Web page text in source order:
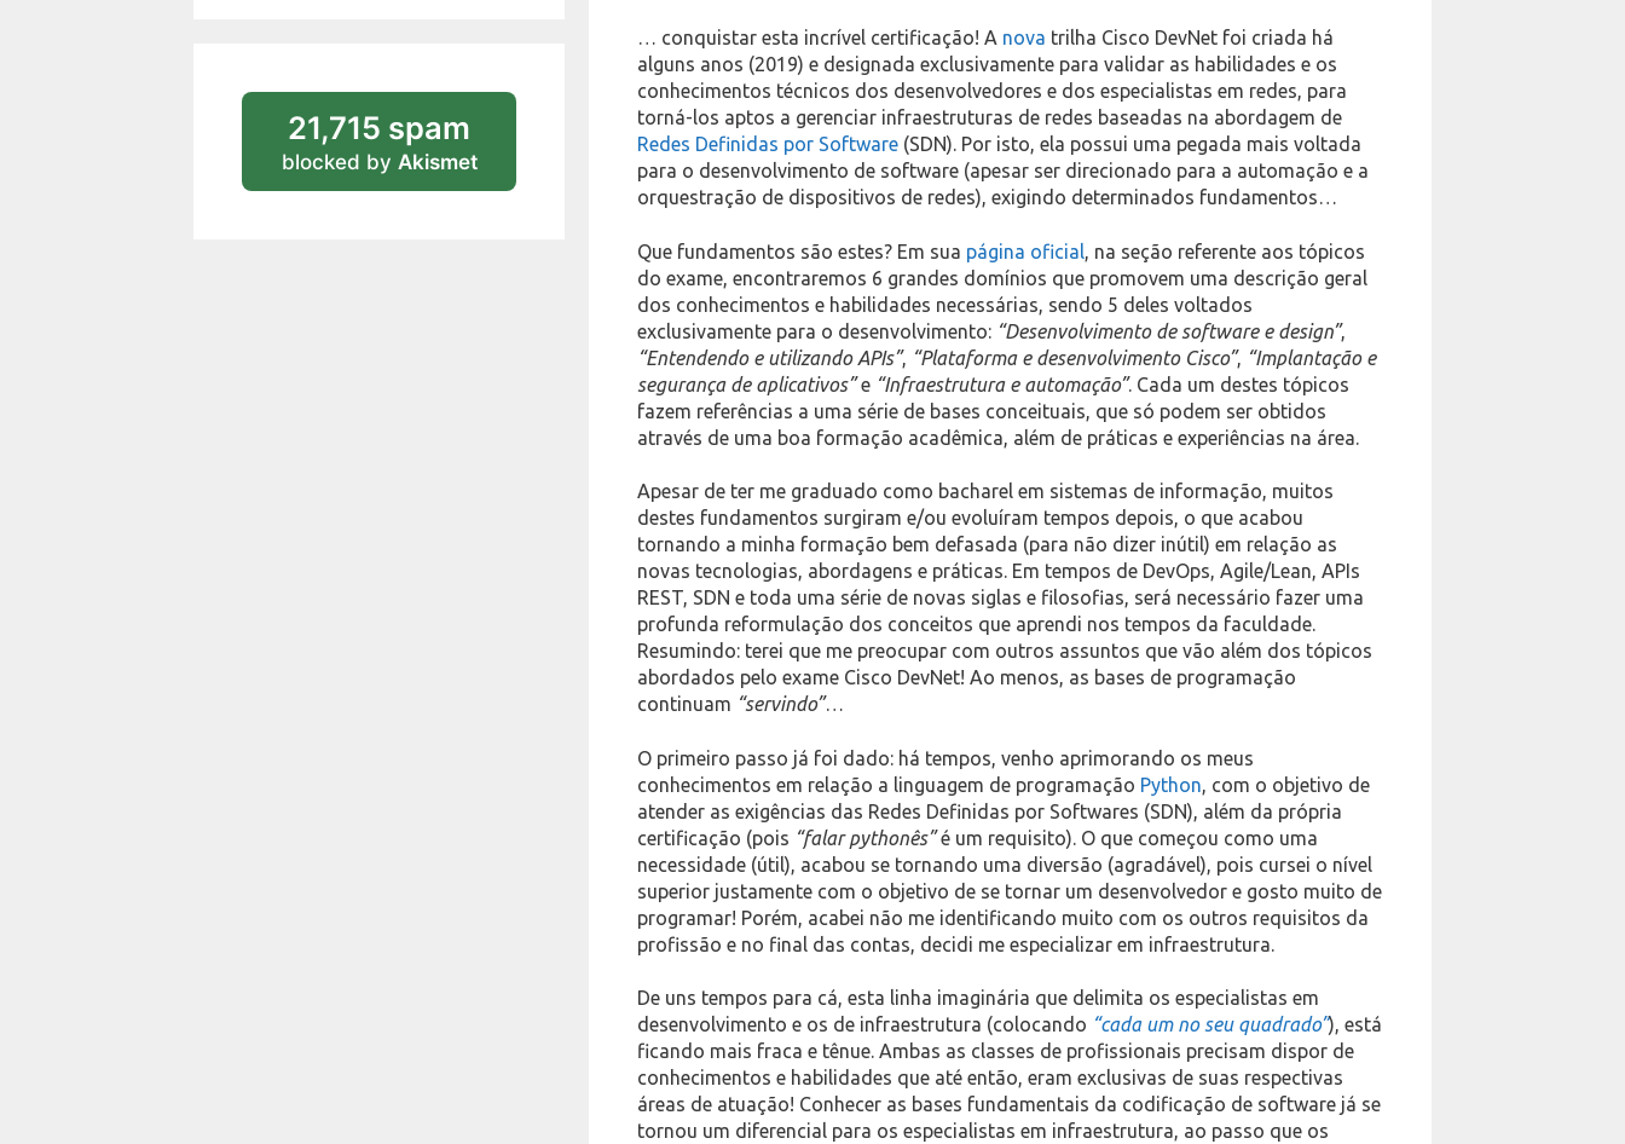
… conquistar esta incrível certificação! A nova trilha Cisco DevNet foi criada há
alguns anos (2019) e designada exclusivamente para validar as habilidades e os
conhecimentos técnicos dos desenvolvedores e dos especialistas em redes, para
torná-los aptos a gerenciar infraestruturas de redes baseadas na abordagem de
Redes Definidas por Software (SDN). Por isto, ela possui uma pegada mais voltada
para o desenvolvimento de software (apesar ser direcionado para a automação e a
orquestração de dispositivos de redes), exigindo determinados fundamentos…
Que fundamentos são estes? Em sua página oficial, na seção referente aos tópicos
do exame, encontraremos 6 grandes domínios que promovem uma descrição geral
dos conhecimentos e habilidades necessárias, sendo 5 deles voltados
exclusivamente para o desenvolvimento: “Desenvolvimento de software e design”,
“Entendendo e utilizando APIs”, “Plataforma e desenvolvimento Cisco”, “Implantação e
segurança de aplicativos”e “Infraestrutura e automação”. Cada um destes tópicos
fazem referências a uma série de bases conceituais, que só podem ser obtidos
através de uma boa formação acadêmica, além de práticas e experiências na área.
Apesar de ter me graduado como bacharel em sistemas de informação, muitos
destes fundamentos surgiram e/ou evoluíram tempos depois, o que acabou
tornando a minha formação bem defasada (para não dizer inútil) em relação as
novas tecnologias, abordagens e práticas. Em tempos de DevOps, Agile/Lean, APIs
REST, SDN e toda uma série de novas siglas e filosofias, será necessário fazer uma
profunda reformulação dos conceitos que aprendi nos tempos da faculdade.
Resumindo: terei que me preocupar com outros assuntos que vão além dos tópicos
abordados pelo exame Cisco DevNet! Ao menos, as bases de programação
continuam “servindo”…
O primeiro passo já foi dado: há tempos, venho aprimorando os meus
conhecimentos em relação a linguagem de programação Python , com o objetivo de
atender as exigências das Redes Definidas por Softwares (SDN), além da própria
certificação (pois “falar pythonês”é um requisito). O que começou como uma
necessidade (útil), acabou se tornando uma diversão (agradável), pois cursei o nível
superior justamente com o objetivo de se tornar um desenvolvedor e gosto muito de
programar! Porém, acabei não me identificando muito com os outros requisitos da
profissão e no final das contas, decidi me especializar em infraestrutura.
De uns tempos para cá, esta linha imaginária que delimita os especialistas em
desenvolvimento e os de infraestrutura (colocando “cada um no seu quadrado”), está
ficando mais fraca e tênue. Ambas as classes de profissionais precisam dispor de
conhecimentos e habilidades que até então, eram exclusivas de suas respectivas
áreas de atuação! Conhecer as bases fundamentais da codificação de software já se
tornou um diferencial para os especialistas em infraestrutura, ao passo que os
21,715 spam
blocked by Akismet